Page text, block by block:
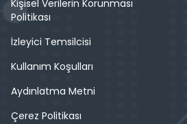
Kişisel Verilerin Korunması
Politikası
İzleyici Temsilcisi
Kullanım Koşulları
Aydınlatma Metni
Çerez Politikası